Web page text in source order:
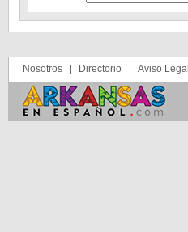
Nosotros Directorio Aviso Legal